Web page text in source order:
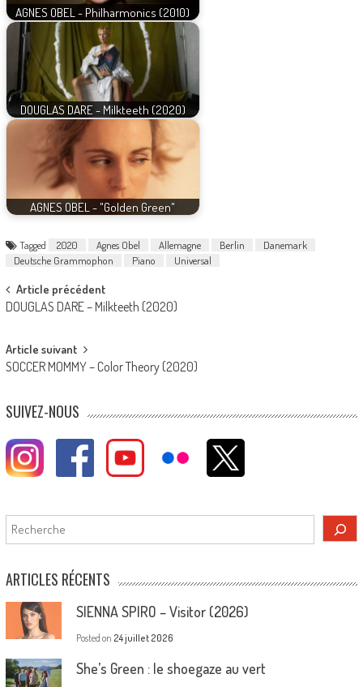
AGNES OBEL - Philharmonics (2010)
DOUGLAS DARE - Milkteeth (2020)
AGNES OBEL - "Golden Green"
Tagged 2020 Agnes Obel Allemagne Berlin
Danemark
Deutsche Grammophon
Piano Universal
Post
navigation
Article précédent
DOUGLAS DARE – Milkteeth (2020)
Article suivant
SOCCER MOMMY – Color Theory (2020)
SUIVEZ-NOUS
Rechercher
ARTICLES RÉCENTS
SIENNA SPIRO – Visitor (2026)
Posted on 24 juillet 2026
She’s Green : le shoegaze au vert